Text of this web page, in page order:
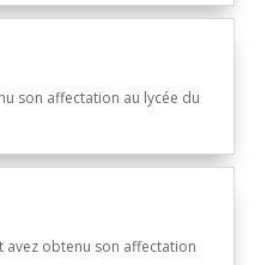
son affectation au lycée du
avez obtenu son affectation